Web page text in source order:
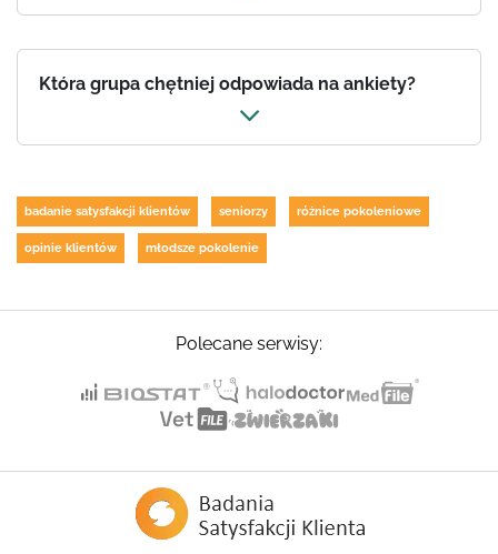
Która grupa chętniej odpowiada na ankiety?
badanie satysfakcji klientów seniorzy różnice pokoleniowe
opinie klientów młodsze pokolenie
Polecane serwisy: